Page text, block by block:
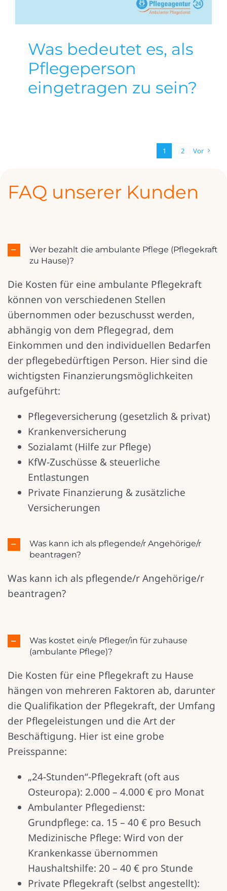
Was bedeutet es, als
Pflegeperson
eingetragen zu sein?
1 2 Vor
FAQ unserer Kunden
Wer bezahlt die ambulante Pflege (Pflegekraft
zu Hause)?
Die Kosten für eine ambulante Pflegekraft
können von verschiedenen Stellen
übernommen oder bezuschusst werden,
abhängig von dem Pflegegrad, dem
Einkommen und den individuellen Bedarfen
der pflegebedürftigen Person. Hier sind die
wichtigsten Finanzierungsmöglichkeiten
aufgeführt:
Pflegeversicherung (gesetzlich & privat)
Krankenversicherung
Sozialamt (Hilfe zur Pflege)
KfW-Zuschüsse & steuerliche
Entlastungen
Private Finanzierung & zusätzliche
Versicherungen
Was kann ich als pflegende/r Angehörige/r
beantragen?
Was kann ich als pflegende/r Angehörige/r
beantragen?
Was kostet ein/e Pfleger/in für zuhause
(ambulante Pflege)?
Die Kosten für eine Pflegekraft zu Hause
hängen von mehreren Faktoren ab, darunter
die Qualifikation der Pflegekraft, der Umfang
der Pflegeleistungen und die Art der
Beschäftigung. Hier ist eine grobe
Preisspanne:
„24-Stunden“-Pflegekraft (oft aus
Osteuropa): 2.000 – 4.000 € pro Monat
Ambulanter Pflegedienst:
Grundpflege: ca. 15 – 40 € pro Besuch
Medizinische Pflege: Wird von der
Krankenkasse übernommen
Haushaltshilfe: 20 – 40 € pro Stunde
Private Pflegekraft (selbst angestellt):